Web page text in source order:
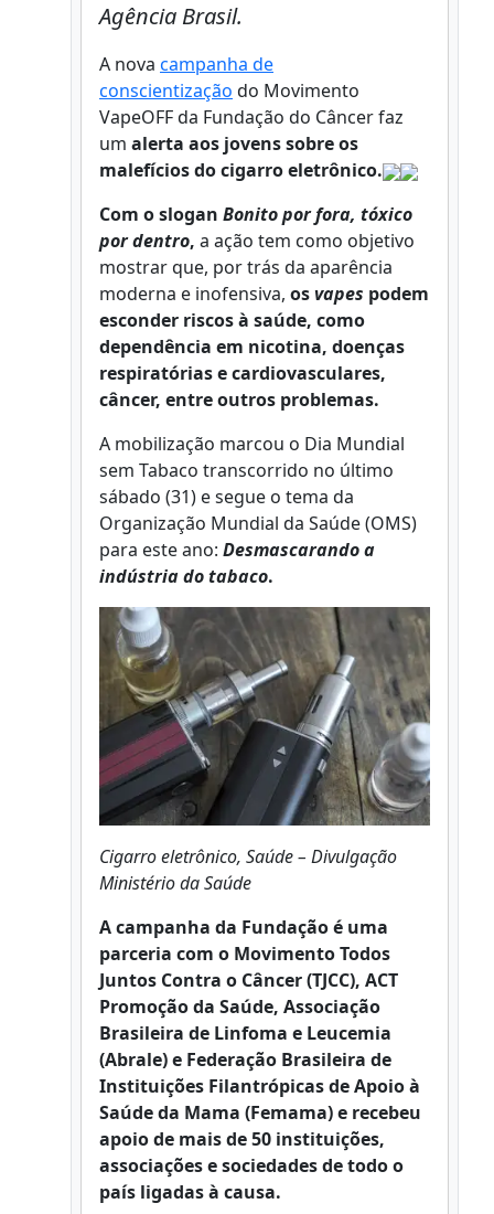
Agência Brasil.
A nova campanha de
conscientização do Movimento
VapeOFF da Fundação do Câncer faz
um alerta aos jovens sobre os
malefícios do cigarro eletrônico.
Com o slogan Bonito por fora, tóxico
por dentro, a ação tem como objetivo
mostrar que, por trás da aparência
moderna e inofensiva, osvapes podem
esconder riscos à saúde, como
dependência em nicotina, doenças
respiratórias e cardiovasculares,
câncer, entre outros problemas.
A mobilização marcou o Dia Mundial
sem Tabaco transcorrido no último
sábado (31) e segue o tema da
Organização Mundial da Saúde (OMS)
para este ano: Desmascarando a
indústria do tabaco.
Cigarro eletrônico, Saúde – Divulgação
Ministério da Saúde
A campanha da Fundação é uma
parceria com o Movimento Todos
Juntos Contra o Câncer (TJCC), ACT
Promoção da Saúde, Associação
Brasileira de Linfoma e Leucemia
(Abrale) e Federação Brasileira de
Instituições Filantrópicas de Apoio à
Saúde da Mama (Femama) e recebeu
apoio de mais de 50 instituições,
associações e sociedades de todo o
país ligadas à causa.